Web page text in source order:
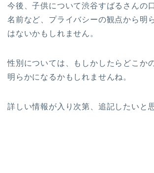
今後、子供について渋谷すばるさんの
名前など、プライバシーの観点から明
はないかもしれません。
性別については、もしかしたらどこか
明らかになるかもしれませんね。
詳しい情報が入り次第、追記したいと